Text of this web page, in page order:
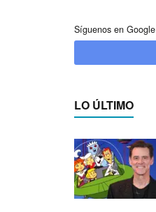
Síguenos en
LO ÚLTIMO